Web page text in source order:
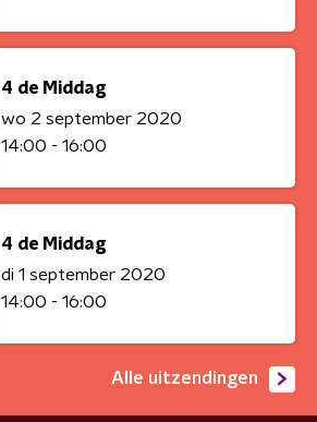
4 de Middag
wo 2 september 2020
14:00 - 16:00
4 de Middag
di 1 september 2020
14:00 - 16:00
Alle uitzendingen